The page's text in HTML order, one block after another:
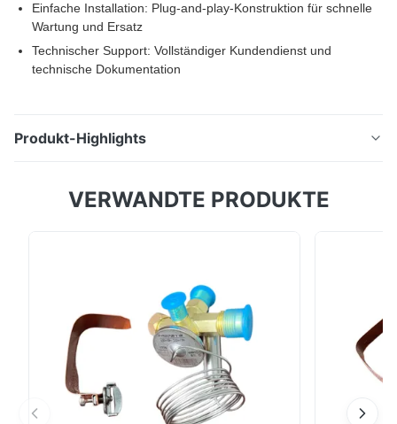
Einfache Installation: Plug-and-play-Konstruktion für schnelle
Wartung und Ersatz
Technischer Support: Vollständiger Kundendienst und
technische Dokumentation
Produkt-Highlights
YINHUASHENG bietet eine hochpräzise Messung mit
VERWANDTE PRODUKTE